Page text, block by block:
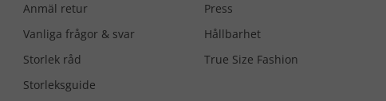
Anmäl retur
Vanliga frågor & svar
Storlek råd
Storleksguide
Press
Hållbarhet
True Size Fashion